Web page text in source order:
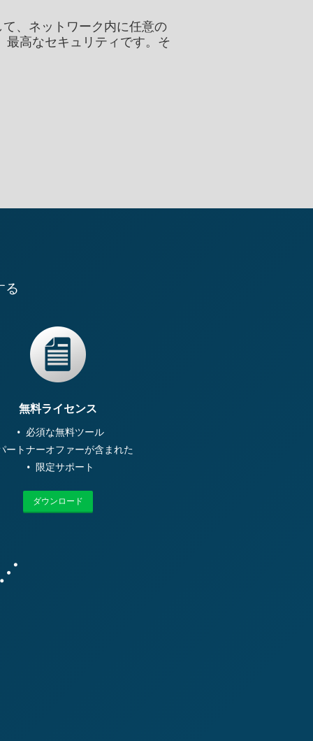
、ネットワーク内に任意の
高なセキュリティです。そ
る
無料ライセンス
必須な無料ツール
ートナーオファーが含まれた
限定サポート
ダウンロード